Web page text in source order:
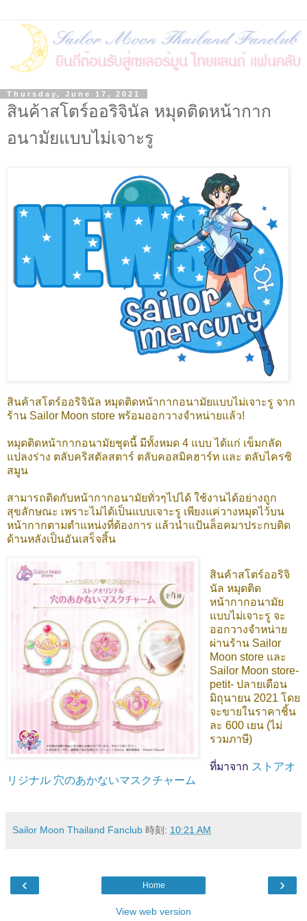
Thursday, June 17, 2021
สินค้าสโตร์ออริจินัล หมุดติดหน้ากาก
อนามัยแบบไม่เจาะรู
สินค้าสโตร์ออริจินัล หมุดติดหน้ากากอนามัยแบบไม่เจาะรู จาก
ร้าน Sailor Moon store พร้อมออกวางจำหน่ายแล้ว!
หมุดติดหน้ากากอนามัยชุดนี้ มีทั้งหมด 4 แบบ ได้แก่ เข็มกลัด
แปลงร่าง ตลับคริสตัลสตาร์ ตลับคอสมิคฮาร์ท และ ตลับไครซิ
สมูน
สามารถติดกับหน้ากากอนามัยทั่วๆไปได้ ใช้งานได้อย่างถูก
สุขลักษณะ เพราะไม่ได้เป็นแบบเจาะรู เพียงแค่วางหมุดไว้บน
หน้ากากตามตำแหน่งที่ต้องการ แล้วนำแป้นล็อคมาประกบติด
ด้านหลังเป็นอันเสร็จสิ้น
สินค้าสโตร์ออริจิ
นัล หมุดติด
หน้ากากอนามัย
แบบไม่เจาะรู จะ
ออกวางจำหน่าย
ผ่านร้าน Sailor
Moon store และ
Sailor Moon store-
petit- ปลายเดือน
มิถุนายน 2021 โดย
จะขายในราคาชิ้น
ละ 600 เยน (ไม่
รวมภาษี)
ที่มาจาก ストアオ
リジナル 穴のあかないマスクチャーム
Sailor Moon Thailand Fanclub 時刻: 10:21 AM
‹ ›
Home
View web version